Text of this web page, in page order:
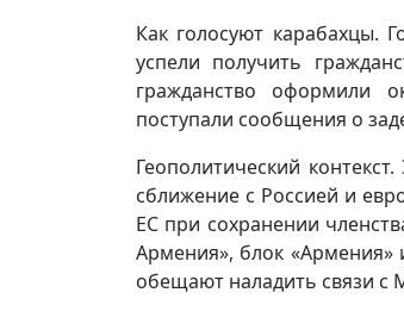
Как голосуют карабахцы.
успели получить
гражданство оформили
поступали сообщения о
Геополитический
сближение с Россией и
ЕС при сохранении
Армения», блок
обещают наладить связи с